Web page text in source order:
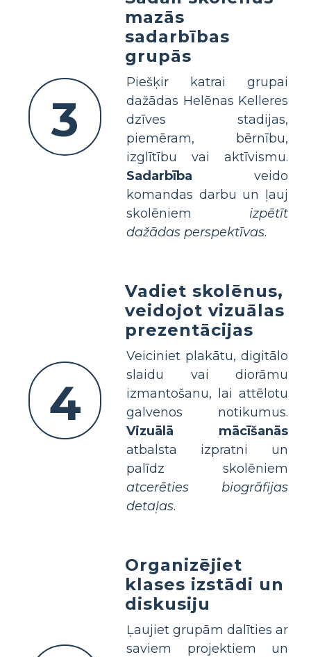
3
mazās
sadarbības
grupās
Piešķir katrai grupai
dažādas Helēnas Kelleres
dzīves stadijas,
piemēram, bērnību,
izglītību vai aktīvismu.
Sadarbība veido
komandas darbu un ļauj
skolēniem izpētīt
dažādas perspektīvas.
4
Vadiet skolēnus,
veidojot vizuālas
prezentācijas
Veiciniet plakātu, digitālo
slaidu vai diorāmu
izmantošanu, lai attēlotu
galvenos notikumus.
Vizuālā mācīšanās
atbalsta izpratni un
palīdz skolēniem
atcerēties biogrāfijas
detaļas.
Organizējiet
klases izstādi un
diskusiju
Ļaujiet grupām dalīties ar
saviem projektiem un